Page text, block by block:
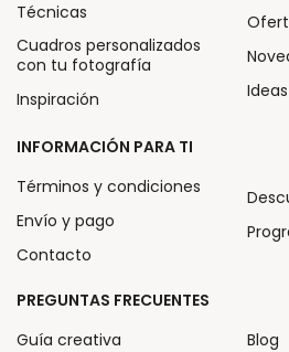
Técnicas
Cuadros personalizados
con tu fotografía
Inspiración
INFORMACIÓN PARA TI
Términos y condiciones
Envío y pago
Contacto
PREGUNTAS FRECUENTES
Guía creativa
Blog